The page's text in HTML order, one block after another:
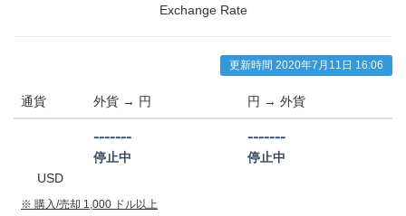
Exchange Rate
更新時間 2020年7月11日 16:06
通貨 外貨 → 円 円 → 外貨
USD
-------
停止中
-------
停止中
※ 購入/売却 1,000 ドル以上